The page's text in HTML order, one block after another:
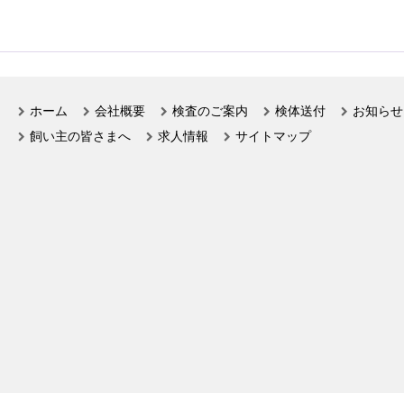
ホーム 会社概要 検査のご案内 検体送付
お知らせ
飼い主の皆さまへ
求人情報 サイトマップ